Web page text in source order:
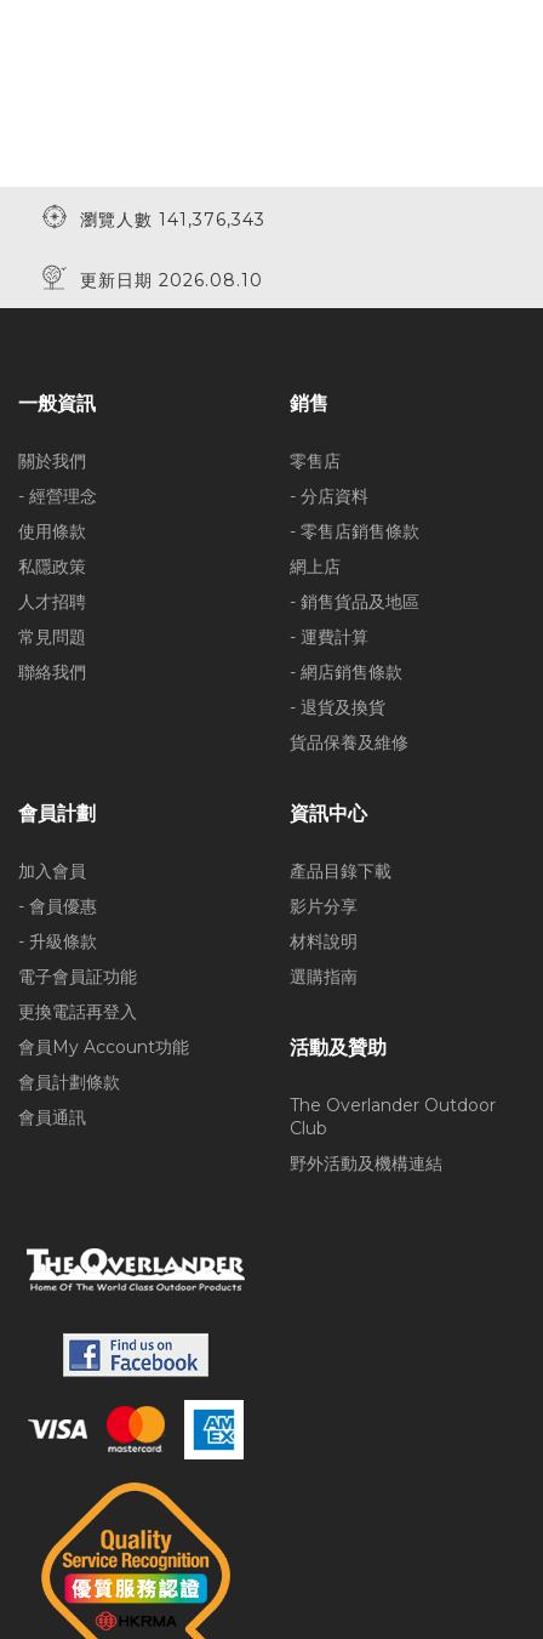
瀏覽人數 141,376,343
更新日期 2026.08.10
一般資訊
關於我們
- 經營理念
使用條款
私隱政策
人才招聘
常見問題
聯絡我們
銷售
零售店
- 分店資料
- 零售店銷售條款
網上店
- 銷售貨品及地區
- 運費計算
- 網店銷售條款
- 退貨及換貨
貨品保養及維修
會員計劃
加入會員
- 會員優惠
- 升級條款
電子會員証功能
更換電話再登入
會員My Account功能
會員計劃條款
會員通訊
資訊中心
產品目錄下載
影片分享
材料說明
選購指南
活動及贊助
The Overlander Outdoor
Club
野外活動及機構連結